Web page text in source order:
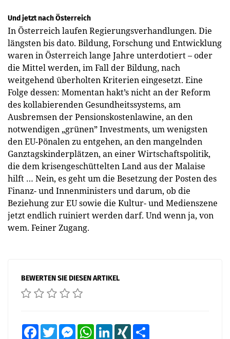
Und jetzt nach Österreich
In Österreich laufen Regierungsverhandlungen. Die
längsten bis dato. Bildung, Forschung und Entwicklung
waren in Österreich lange Jahre unterdotiert – oder
die Mittel werden, im Fall der Bildung, nach
weitgehend überholten Kriterien eingesetzt. Eine
Folge dessen: Momentan hakt’s nicht an der Reform
des kollabierenden Gesundheitssystems, am
Ausbremsen der Pensionskostenlawine, an den
notwendigen „grünen” Investments, um wenigsten
den EU-Pönalen zu entgehen, an den mangelnden
Ganztagskinderplätzen, an einer Wirtschaftspolitik,
die dem krisengeschüttelten Land aus der Malaise
hilft … Nein, es geht um die Besetzung der Posten des
Finanz- und Innenministers und darum, ob die
Beziehung zur EU sowie die Kultur- und Medienszene
jetzt endlich ruiniert werden darf. Und wenn ja, von
wem. Feiner Zugang.
BEWERTEN SIE DIESEN ARTIKEL
FacebookTwitter MessengerWhatsAppLinkedInXING